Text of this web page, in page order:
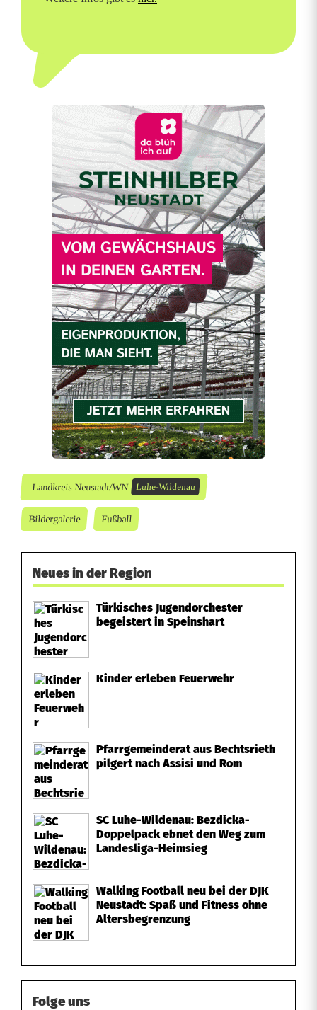
Landkreis Neustadt/WN Luhe-Wildenau
Bildergalerie Fußball
Neues in der Region
Türkisches Jugendorchester
begeistert in Speinshart
Kinder erleben Feuerwehr
Pfarrgemeinderat aus Bechtsrieth
pilgert nach Assisi und Rom
SC Luhe-Wildenau: Bezdicka-
Doppelpack ebnet den Weg zum
Landesliga-Heimsieg
Walking Football neu bei der DJK
Neustadt: Spaß und Fitness ohne
Altersbegrenzung
Folge uns